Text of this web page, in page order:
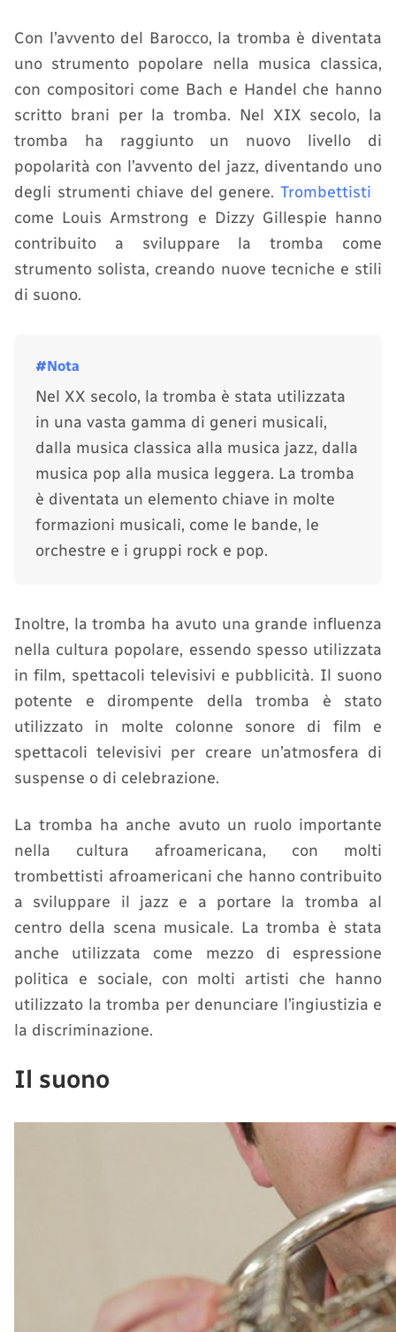
Con l’avvento del Barocco, la tromba è diventata
uno strumento popolare nella musica classica,
con compositori come Bach e Handel che hanno
scritto brani per la tromba. Nel XIX secolo, la
tromba ha raggiunto un nuovo livello di
popolarità con l’avvento del jazz, diventando uno
degli strumenti chiave del genere. Trombettisti
come Louis Armstrong e Dizzy Gillespie hanno
contribuito a sviluppare la tromba come
strumento solista, creando nuove tecniche e stili
di suono.
Nel XX secolo, la tromba è stata utilizzata
in una vasta gamma di generi musicali,
dalla musica classica alla musica jazz, dalla
musica pop alla musica leggera. La tromba
è diventata un elemento chiave in molte
formazioni musicali, come le bande, le
orchestre e i gruppi rock e pop.
Inoltre, la tromba ha avuto una grande influenza
nella cultura popolare, essendo spesso utilizzata
in film, spettacoli televisivi e pubblicità. Il suono
potente e dirompente della tromba è stato
utilizzato in molte colonne sonore di film e
spettacoli televisivi per creare un’atmosfera di
suspense o di celebrazione.
La tromba ha anche avuto un ruolo importante
nella cultura afroamericana, con molti
trombettisti afroamericani che hanno contribuito
a sviluppare il jazz e a portare la tromba al
centro della scena musicale. La tromba è stata
anche utilizzata come mezzo di espressione
politica e sociale, con molti artisti che hanno
utilizzato la tromba per denunciare l’ingiustizia e
la discriminazione.
Il suono